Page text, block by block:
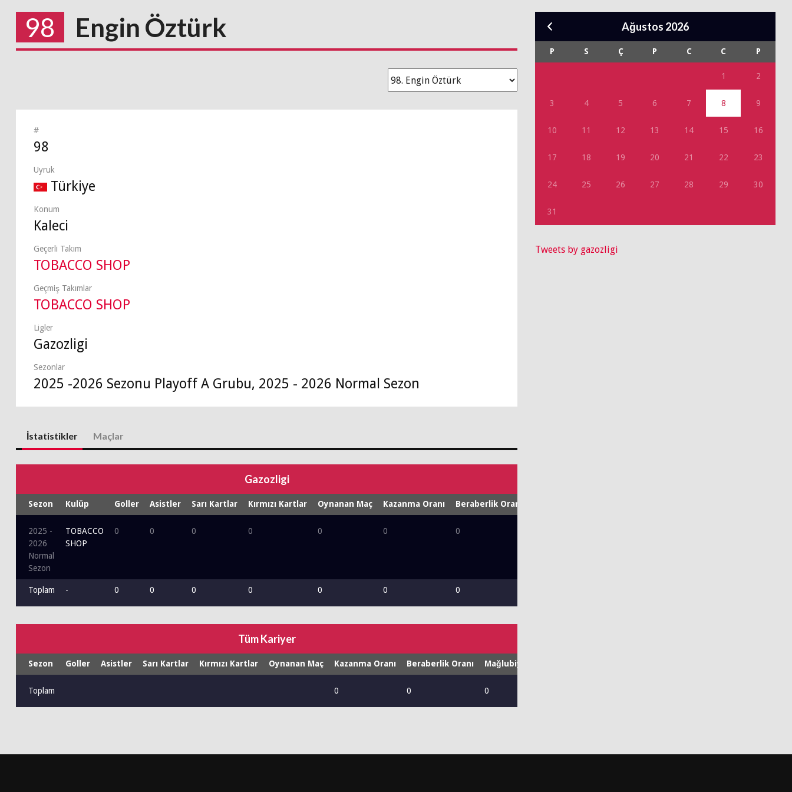
98 Engin Öztürk
#
98
Uyruk
Türkiye
Konum
Kaleci
Geçerli Takım
TOBACCO SHOP
Geçmiş Takımlar
TOBACCO SHOP
Ligler
Gazozligi
Sezonlar
2025 -2026 Sezonu Playoff A Grubu, 2025 - 2026 Normal Sezon
İstatistikler Maçlar
Gazozligi
Sezon Kulüp Goller Asistler Sarı Kartlar Kırmızı Kartlar Oynanan Maç Kazanma Oranı Beraberlik Oranı
2025 -
2026
Normal
Sezon
TOBACCO
SHOP
0 0 0 0 0 0 0
Toplam - 0 0 0 0 0 0 0
Tüm Kariyer
Sezon Goller Asistler Sarı Kartlar Kırmızı Kartlar Oynanan Maç Kazanma Oranı Beraberlik Oranı Mağlubiyet Oranı
Toplam 0 0 0
Ağustos 2026
P S Ç P C C P
1 2
3 4 5 6 7 8 9
10 11 12 13 14 15 16
17 18 19 20 21 22 23
24 25 26 27 28 29 30
31
Tweets by gazozligi